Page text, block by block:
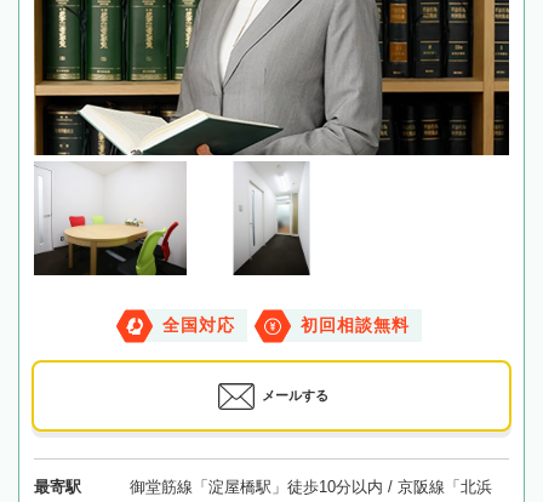
全国対応 初回相談無料
メールする
最寄駅
御堂筋線「淀屋橋駅」徒歩10分以内 / 京阪線「北浜